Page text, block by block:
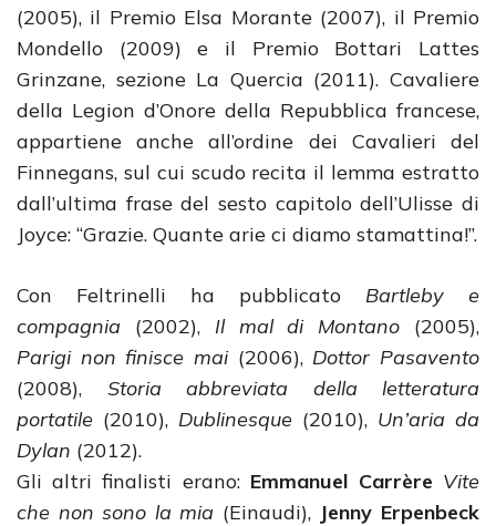
(2005), il Premio Elsa Morante (2007), il Premio
Mondello (2009) e il Premio Bottari Lattes
Grinzane, sezione La Quercia (2011). Cavaliere
della Legion d’Onore della Repubblica francese,
appartiene anche all’ordine dei Cavalieri del
Finnegans, sul cui scudo recita il lemma estratto
dall’ultima frase del sesto capitolo dell’Ulisse di
Joyce: “Grazie. Quante arie ci diamo stamattina!”.
Con Feltrinelli ha pubblicato Bartleby e
compagnia (2002), Il mal di Montano (2005),
Parigi non finisce mai(2006), Dottor Pasavento
(2008), Storia abbreviata della letteratura
portatile (2010), Dublinesque (2010), Un’aria da
Dylan (2012).
Gli altri finalisti erano: Emmanuel Carrère Vite
che non sono la mia (Einaudi), Jenny Erpenbeck